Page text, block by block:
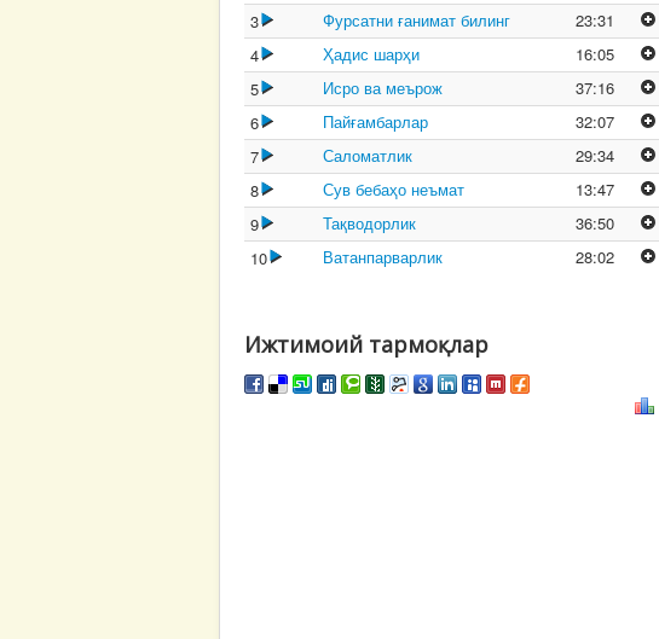
3
Фурсатни ғанимат билинг
23:31
4
Ҳадис шарҳи
16:05
5
Исро ва меърож
37:16
6
Пайғамбарлар
32:07
7
Саломатлик
29:34
8
Сув бебаҳо неъмат
13:47
9
Тақводорлик
36:50
10
Ватанпарварлик 28:02
Ижтимоий тармоқлар